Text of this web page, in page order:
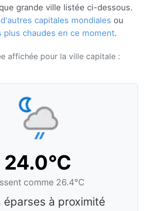
grande ville listée ci-dessous.
d'autres capitales mondiales ou
plus chaudes en ce moment.
affichée pour la ville capitale :
24.0°C
comme 26.4°C
éparses à proximité